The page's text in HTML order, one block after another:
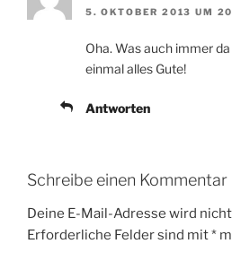
5. OKTOBER 2013 UM
Oha. Was auch immer
einmal alles Gute!
Antworten
Schreibe einen Kommentar
Deine E-Mail-Adresse wird
Erforderliche Felder sind mit*